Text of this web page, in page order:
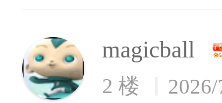
magicball
2 楼